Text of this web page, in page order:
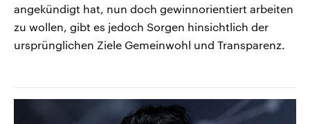
angekündigt hat, nun doch gewinnorientiert arbeiten
zu wollen, gibt es jedoch Sorgen hinsichtlich der
ursprünglichen Ziele Gemeinwohl und Transparenz.